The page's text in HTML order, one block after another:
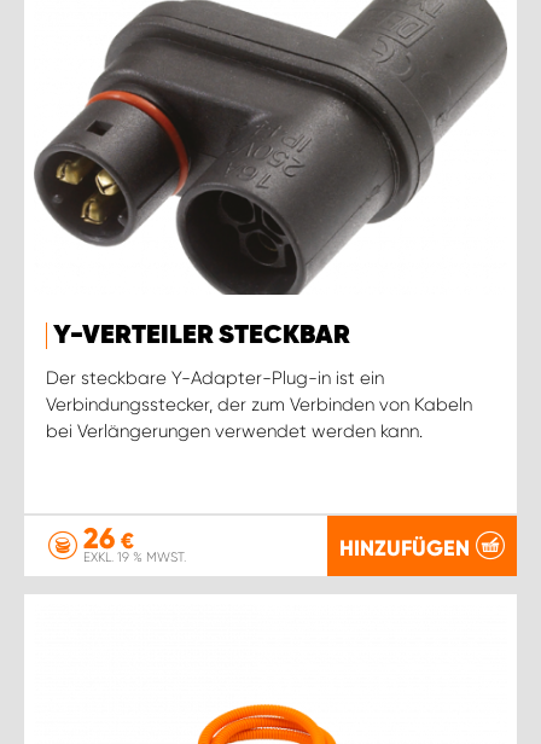
Y-VERTEILER STECKBAR
Der steckbare Y-Adapter-Plug-in ist ein
Verbindungsstecker, der zum Verbinden von Kabeln
bei Verlängerungen verwendet werden kann.
26 €
EXKL. 19 % MWST. HINZUFÜGEN